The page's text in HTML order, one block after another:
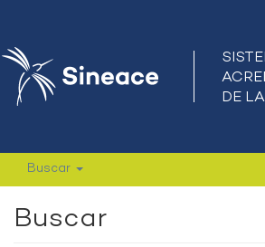
Buscar
Buscar